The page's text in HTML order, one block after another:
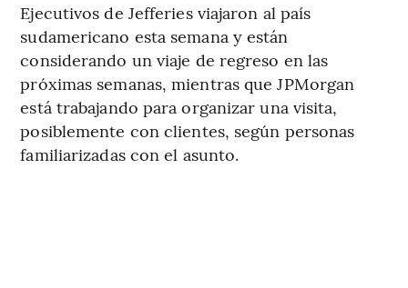
Ejecutivos de Jefferies viajaron al país
sudamericano esta semana y están
considerando un viaje de regreso en las
próximas semanas, mientras que JPMorgan
está trabajando para organizar una visita,
posiblemente con clientes, según personas
familiarizadas con el asunto.